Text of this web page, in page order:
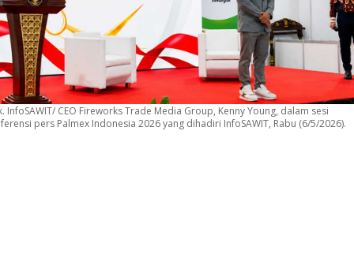
InfoSAWIT/ CEO Fireworks Trade Media Group, Kenny Young, dalam sesi
pers Palmex Indonesia 2026 yang dihadiri InfoSAWIT, Rabu (6/5/2026).